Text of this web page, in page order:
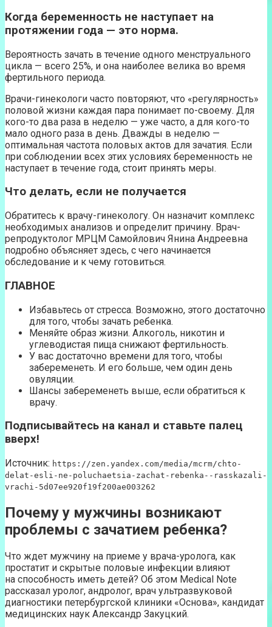
Когда беременность не наступает на
протяжении года — это норма.
Вероятность зачать в течение одного менструального
цикла — всего 25%, и она наиболее велика во время
фертильного периода.
Врачи-гинекологи часто повторяют, что «регулярность»‎
половой жизни каждая пара понимает по-своему. Для
кого-то два раза в неделю — уже часто, а для кого-то
мало одного раза в день. Дважды в неделю —
оптимальная частота половых актов для зачатия. Если
при соблюдении всех этих условиях беременность не
наступает в течение года, стоит принять меры.
Что делать, если не получается
Обратитесь к врачу-гинекологу. Он назначит комплекс
необходимых анализов и определит причину. Врач-
репродуктолог МРЦМ Самойлович Янина Андреевна
подробно объясняет здесь, с чего начинается
обследование и к чему готовиться.
ГЛАВНОЕ
Избавьтесь от стресса. Возможно, этого достаточно
для того, чтобы зачать ребенка.
Меняйте образ жизни. Алкоголь, никотин и
углеводистая пища снижают фертильность.
У вас достаточно времени для того, чтобы
забеременеть. И его больше, чем один день
овуляции.
Шансы забеременеть выше, если обратиться к
врачу.
Подписывайтесь на канал и ставьте палец
вверх!
Источник: https://zen.yandex.com/media/mcrm/chto-
delat-esli-ne-poluchaetsia-zachat-rebenka--rasskazali-
vrachi-5d07ee920f19f200ae003262
Почему у мужчины возникают
проблемы с зачатием ребенка?
Что ждет мужчину на приеме у врача-уролога, как
простатит и скрытые половые инфекции влияют
на способность иметь детей? Об этом Medical Note
рассказал уролог, андролог, врач ультразвуковой
диагностики петербургской клиники «Основа», кандидат
медицинских наук Александр Закуцкий.